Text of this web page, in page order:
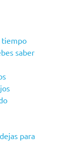
tiempo
saber
para